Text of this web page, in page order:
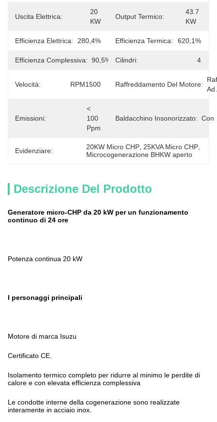
Uscita Elettrica:
20
KW
Output Termico:
43.7
KW
Efficienza Elettrica: 280,4% Efficienza Termica: 620,1%
Efficienza Complessiva: 90,5% Cilindri: 4
Velocità: RPM1500 Raffreddamento Del Motore:
Ad
Emissioni:
<
100
Ppm
Baldacchino Insonorizzato: Con
Evidenziare: 20KW Micro CHP 25KVA Micro CHP
Microcogenerazione BHKW aperto
Descrizione Del Prodotto
Generatore micro-CHP da 20 kW per un funzionamento
continuo di 24 ore
Potenza continua 20 kW
I personaggi principali
Motore di marca Isuzu
Certificato CE.
Isolamento termico completo per ridurre al minimo le perdite di
calore e con elevata efficienza complessiva
Le condotte interne della cogenerazione sono realizzate
interamente in acciaio inox.